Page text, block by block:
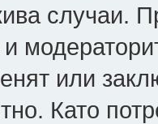
случаи.
или
Като